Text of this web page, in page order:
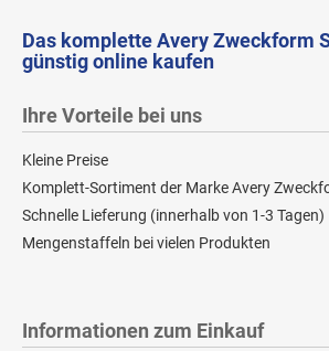
Das komplette Avery Zweckform
günstig online kaufen
Ihre Vorteile bei uns
Kleine Preise
Komplett-Sortiment der Marke Avery
Schnelle Lieferung (innerhalb von 1-3 Tagen)
Mengenstaffeln bei vielen Produkten
Informationen zum Einkauf